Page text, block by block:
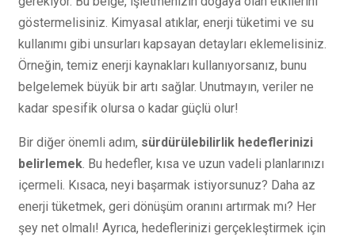
göstermelisiniz. Kimyasal atıklar, enerji tüketimi ve su
kullanımı gibi unsurları kapsayan detayları eklemelisiniz.
Örneğin, temiz enerji kaynakları kullanıyorsanız, bunu
belgelemek büyük bir artı sağlar. Unutmayın, veriler ne
kadar spesifik olursa o kadar güçlü olur!
Bir diğer önemli adım, sürdürülebilirlik hedeflerinizi
belirlemek. Bu hedefler, kısa ve uzun vadeli planlarınızı
içermeli. Kısaca, neyi başarmak istiyorsunuz? Daha az
enerji tüketmek, geri dönüşüm oranını artırmak mı? Her
şey net olmalı! Ayrıca, hedeflerinizi gerçekleştirmek için